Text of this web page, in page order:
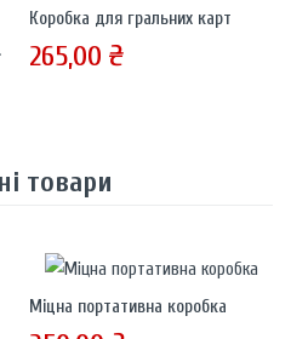
з лого
Коробка для гральних карт
265,00 ₴
товари
Міцна портативна коробка